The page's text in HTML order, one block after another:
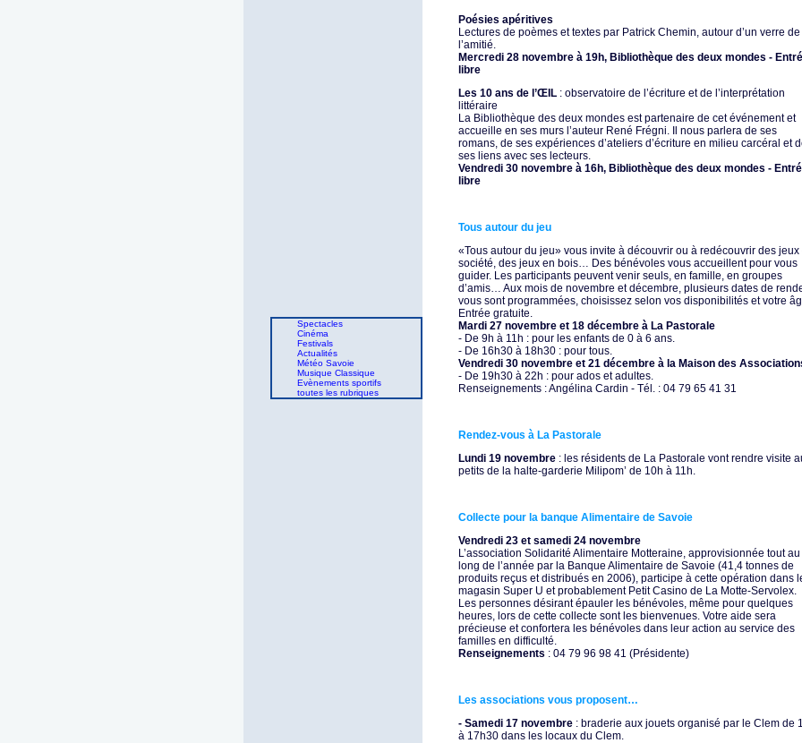
Spectacles
Cinéma
Festivals
Actualités
Météo Savoie
Musique Classique
Evènements sportifs
toutes les rubriques
Poésies apéritives
Lectures de poèmes et textes par Patrick Chemin, autour d’un verre de
l’amitié.
Mercredi 28 novembre à 19h, Bibliothèque des deux mondes -
libre
Les 10 ans de l’ŒIL : observatoire de l’écriture et de l’interprétation
littéraire
La Bibliothèque des deux mondes est partenaire de cet événement et
accueille en ses murs l’auteur René Frégni. Il nous parlera de ses
romans, de ses expériences d’ateliers d’écriture en milieu carcéral et
ses liens avec ses lecteurs.
Vendredi 30 novembre à 16h, Bibliothèque des deux mondes -
libre
Tous autour du jeu
«Tous autour du jeu» vous invite à découvrir ou à redécouvrir des jeux
société, des jeux en bois… Des bénévoles vous accueillent pour vous
guider. Les participants peuvent venir seuls, en famille, en groupes
d’amis… Aux mois de novembre et décembre, plusieurs dates de
vous sont programmées, choisissez selon vos disponibilités et votre
Entrée gratuite.
Mardi 27 novembre et 18 décembre à La Pastorale
- De 9h à 11h : pour les enfants de 0 à 6 ans.
- De 16h30 à 18h30 : pour tous.
Vendredi 30 novembre et 21 décembre à la Maison des
- De 19h30 à 22h : pour ados et adultes.
Renseignements : Angélina Cardin - Tél. : 04 79 65 41 31
Rendez-vous à La Pastorale
Lundi 19 novembre : les résidents de La Pastorale vont rendre visite
petits de la halte-garderie Milipom’ de 10h à 11h.
Collecte pour la banque Alimentaire de Savoie
Vendredi 23 et samedi 24 novembre
L’association Solidarité Alimentaire Motteraine, approvisionnée tout au
long de l’année par la Banque Alimentaire de Savoie (41,4 tonnes de
produits reçus et distribués en 2006), participe à cette opération dans
magasin Super U et probablement Petit Casino de La Motte-Servolex.
Les personnes désirant épauler les bénévoles, même pour quelques
heures, lors de cette collecte sont les bienvenues. Votre aide sera
précieuse et confortera les bénévoles dans leur action au service des
familles en difficulté.
Renseignements : 04 79 96 98 41 (Présidente)
Les associations vous proposent…
- Samedi 17 novembre : braderie aux jouets organisé par le Clem de
à 17h30 dans les locaux du Clem.